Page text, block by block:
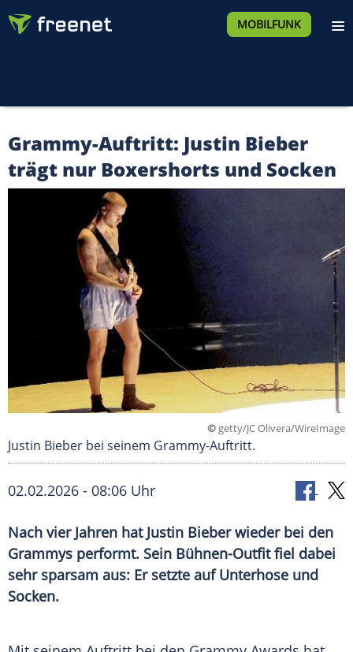
MOBILFUNK
Grammy-Auftritt: Justin Bieber
trägt nur Boxershorts und Socken
© getty/JC Olivera/WireImage
Justin Bieber bei seinem Grammy-Auftritt.
02.02.2026 - 08:06 Uhr
Nach vier Jahren hat Justin Bieber wieder bei den
Grammys performt. Sein Bühnen-Outfit fiel dabei
sehr sparsam aus: Er setzte auf Unterhose und
Socken.